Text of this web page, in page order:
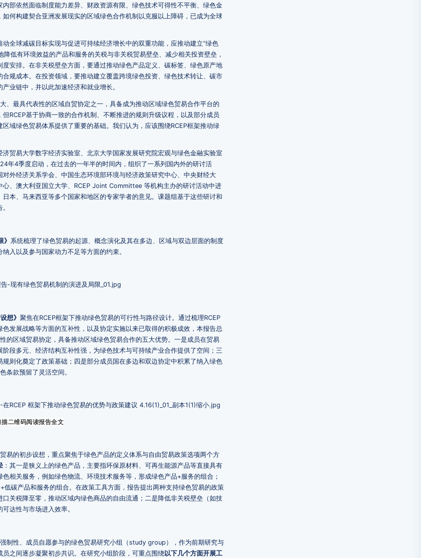
部依然面临制度能力差异、财政资源有限、绿色技术可得性不平衡、绿色金
何构建契合亚洲发展现实的区域绿色合作机制以克服以上障碍，已成为全球
全球减碳目标实现与促进可持续经济增长中的双重功能，应推动建立“绿色
低有环境效益的产品和服务的关税与非关税贸易壁垒、减少相关投资壁垒，
安排。在非关税壁垒方面，要通过推动绿色产品定义、碳标签、绿色原产地
规成本。在投资领域，要推动建立覆盖跨境绿色投资、绿色技术转让、碳市
业链中，并以此加速经济和就业增长。
、最具代表性的区域自贸协定之一，具备成为推动区域绿色贸易合作平台的
RCEP基于协商一致的合作机制、不断推进的规则升级议程，以及部分成员
域绿色贸易体系提供了重要的基础。我们认为，应该围绕RCEP框架推动绿
贸易大学数字经济实验室、北京大学国家发展研究院宏观与绿色金融实验室
年4季度启动，在过去的一年半的时间内，组织了一系列国内外的研讨活
外经济关系学会、中国生态环境部环境与经济政策研究中心、中央财经大
、澳大利亚国立大学、RCEP Joint Committee 等机构主办的研讨活动中进
本、马来西亚等多个国家和地区的专家学者的意见。课题组基于这些研讨和
系统梳理了绿色贸易的起源、概念演化及其在多边、区域与双边层面的制度
入以及参与国家动力不足等方面的约束。
想》 聚焦在RCEP框架下推动绿色贸易的可行性与路径设计。通过梳理RCEP
发展战略等方面的互补性，以及协定实施以来已取得的积极成效，本报告总
的区域贸易协定，具备推动区域绿色贸易合作的五大优势。一是成员在贸易
段多元、经济结构互补性强，为绿色技术与可持续产业合作提供了空间；三
则化奠定了政策基础；四是部分成员国在多边和双边协定中积累了纳入绿色
条款预留了灵活空间。
描二维码阅读报告全文
易的初步设想，重点聚焦于绿色产品的定义体系与自由贸易政策选项两个方
：其一是狭义上的绿色产品，主要指环保原材料、可再生能源产品等直接具有
相关服务，例如绿色物流、环境技术服务等，形成绿色产品+服务的组合；
碳产品和服务的组合。在政策工具方面，报告提出两种支持绿色贸易的政策
关税降至零，推动区域内绿色商品的自由流通；二是降低非关税壁垒（如技
达性与市场进入效率。
制性、成员自愿参与的绿色贸易研究小组（study group），作为前期研究与
之间逐步凝聚初步共识。在研究小组阶段，可重点围绕以下几个方面开展工